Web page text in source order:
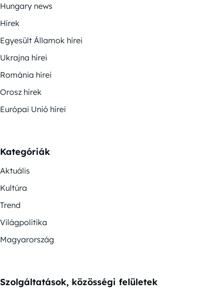
Hungary news
Hírek
Egyesült Államok hírei
Ukrajna hírei
Románia hírei
Orosz hírek
Európai Unió hírei
Kategóriák
Aktuális
Kultúra
Trend
Világpolitika
Magyarország
Szolgáltatások, közösségi felületek